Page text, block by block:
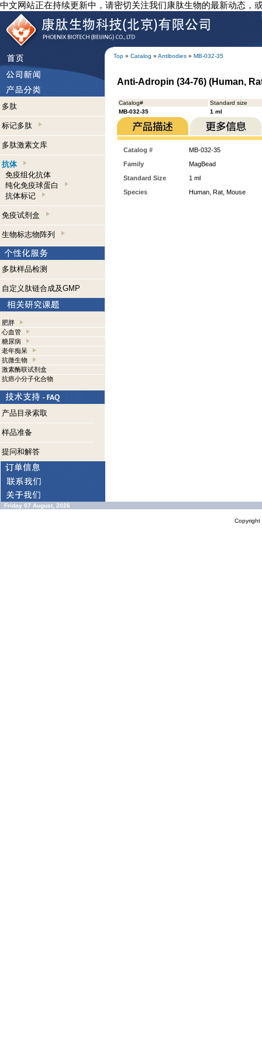
中文网站正在持续更新中，请密切关注我们康肽生物的最新动态，
Top » Catalog » Antibodies » MB-032-35
多肽
标记多肽
多肽激素文库
抗体
免疫组化抗体
纯化免疫球蛋白
抗体标记
免疫试剂盒
生物标志物阵列
多肽样品检测
自定义肽链合成及GMP
肥胖
心血管
糖尿病
老年痴呆
抗微生物
激素酶联试剂盒
抗癌小分子化合物
产品目录索取
样品准备
提问和解答
Anti-Adropin (34-76) (Human,
Catalog#
Standard size
MB-032-35
1 ml
Catalog #
MB-032-35
Family
MagBead
Standard Size
1 ml
Species
Human, Rat, Mouse
Friday 07 August, 2026